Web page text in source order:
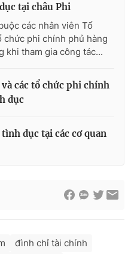
tại châu Phi
các nhân viên Tổ
chức phi chính phủ hàng
khi tham gia công tác...
các tổ chức phi chính
dục
dục tại các cơ quan
đình chỉ tài chính